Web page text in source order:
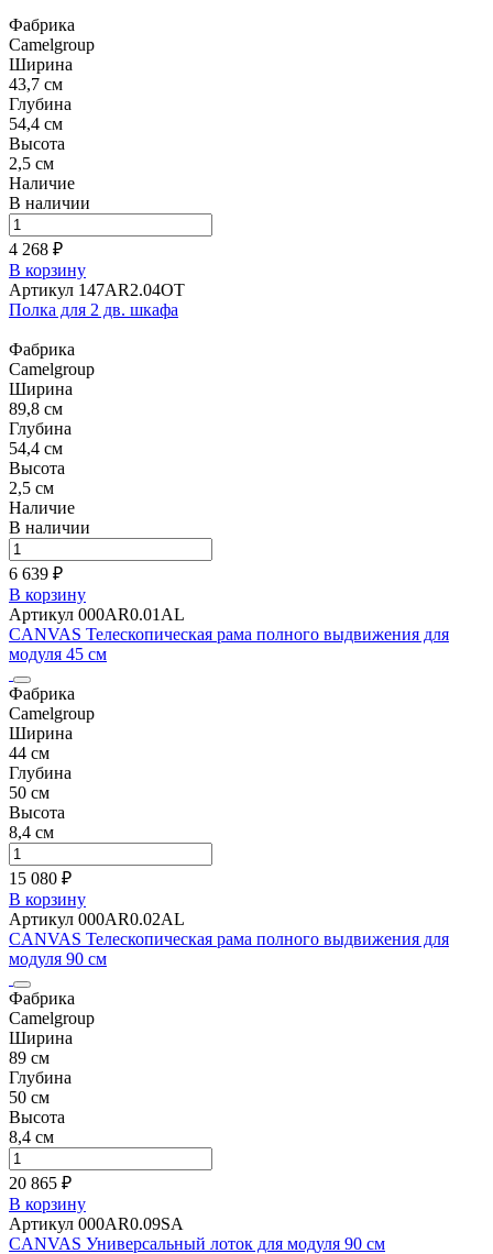
Фабрика
Camelgroup
Ширина
43,7 см
Глубина
54,4 см
Высота
2,5 см
Наличие
В наличии
4 268 ₽
В корзину
Артикул 147AR2.04OT
Полка для 2 дв. шкафа
Фабрика
Camelgroup
Ширина
89,8 см
Глубина
54,4 см
Высота
2,5 см
Наличие
В наличии
6 639 ₽
В корзину
Артикул 000AR0.01AL
CANVAS Телескопическая рама полного выдвижения для
модуля 45 см
Фабрика
Camelgroup
Ширина
44 см
Глубина
50 см
Высота
8,4 см
15 080 ₽
В корзину
Артикул 000AR0.02AL
CANVAS Телескопическая рама полного выдвижения для
модуля 90 см
Фабрика
Camelgroup
Ширина
89 см
Глубина
50 см
Высота
8,4 см
20 865 ₽
В корзину
Артикул 000AR0.09SA
CANVAS Универсальный лоток для модуля 90 см